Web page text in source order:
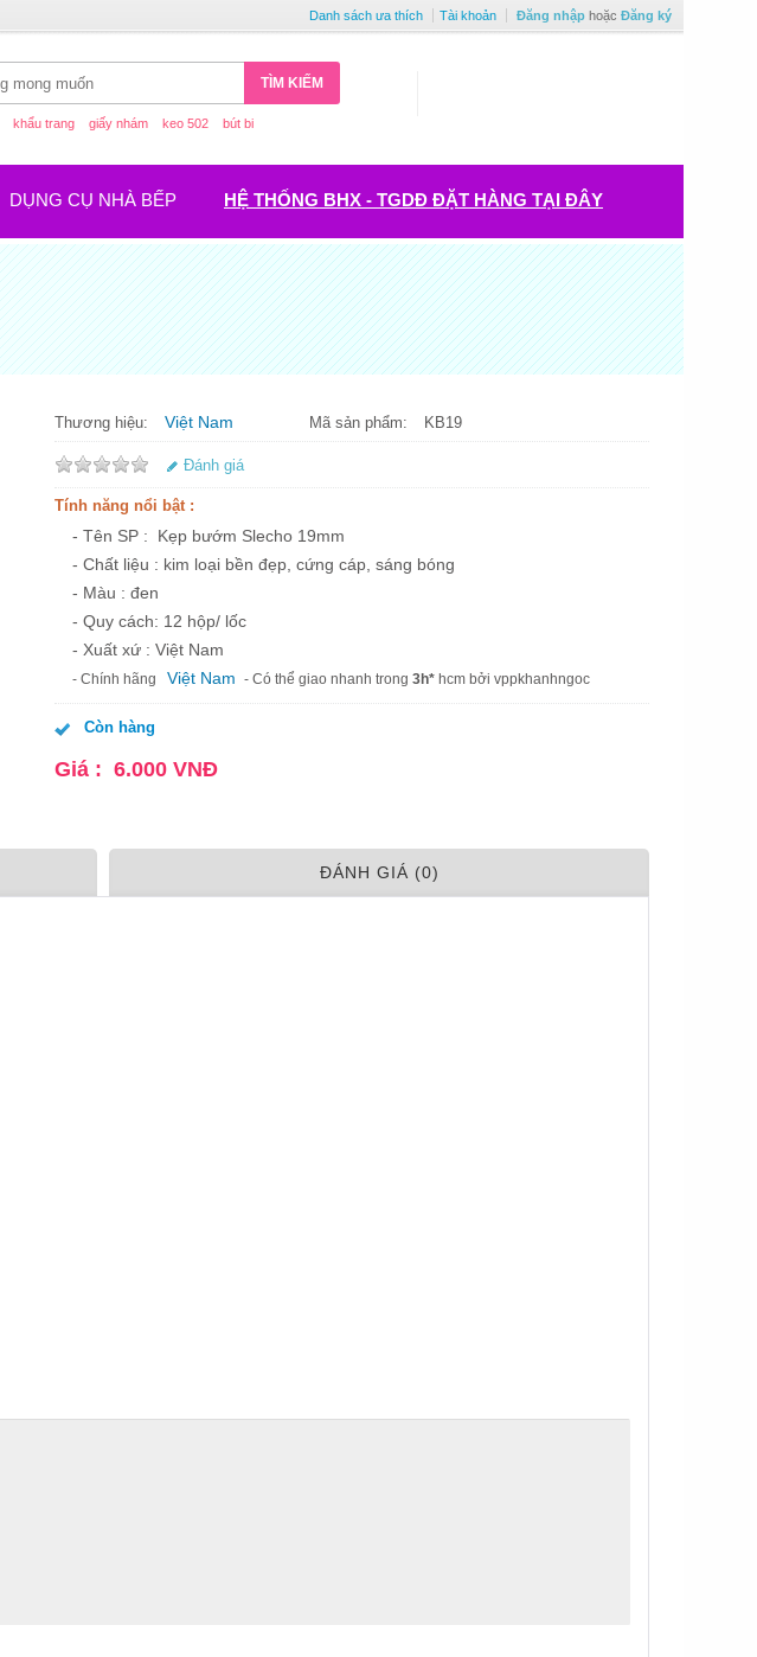
Danh sách ưa thích Tài khoản Đăng nhập hoặc Đăng ký
TÌM KIẾM
khẩu trang giấy nhám keo 502 bút bi
DỤNG CỤ NHÀ BẾP HỆ THỐNG BHX - TGDĐ ĐẶT HÀNG TẠI ĐÂY
Thương hiệu: Việt Nam Mã sản phẩm: KB19
Đánh giá
Tính năng nổi bật :
- Tên SP : Kẹp bướm Slecho 19mm
- Chất liệu : kim loại bền đẹp, cứng cáp, sáng bóng
- Màu : đen
- Quy cách: 12 hộp/ lốc
- Xuất xứ : Việt Nam
- Chính hãng Việt Nam - Có thể giao nhanh trong 3h* hcm bởi vppkhanhngoc
Còn hàng
Giá : 6.000 VNĐ
ÐÁNH GIÁ (0)